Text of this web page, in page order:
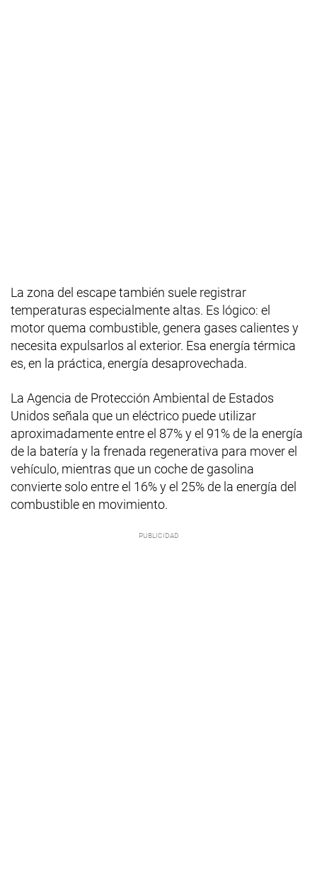
La zona del escape también suele registrar
temperaturas especialmente altas. Es lógico: el
motor quema combustible, genera gases calientes y
necesita expulsarlos al exterior. Esa energía térmica
es, en la práctica, energía desaprovechada.
La Agencia de Protección Ambiental de Estados
Unidos señala que un eléctrico puede utilizar
aproximadamente entre el 87% y el 91% de la energía
de la batería y la frenada regenerativa para mover el
vehículo, mientras que un coche de gasolina
convierte solo entre el 16% y el 25% de la energía del
combustible en movimiento.